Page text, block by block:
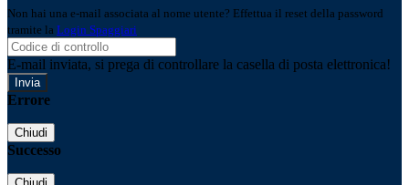
Non hai una e-mail associata al nome utente? Effettua il reset della password
tramite la Login Spaggiari
E-mail inviata, si prega di controllare la casella di posta elettronica!
Errore
Chiudi
Successo